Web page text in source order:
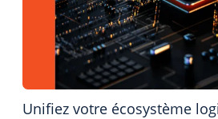
Unifiez votre écosystème